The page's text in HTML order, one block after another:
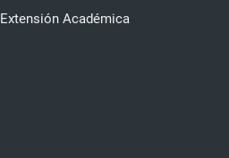
Extensión Académica